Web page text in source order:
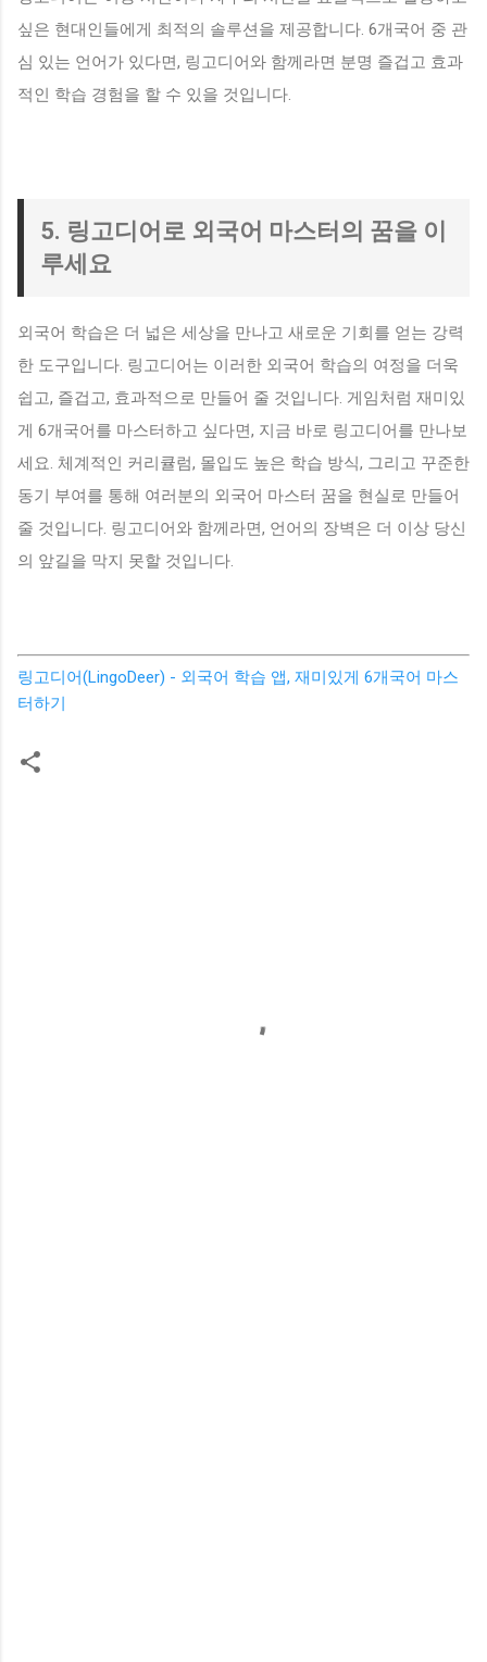
싶은 현대인들에게 최적의 솔루션을 제공합니다. 6개국어 중 관
심 있는 언어가 있다면, 링고디어와 함께라면 분명 즐겁고 효과
적인 학습 경험을 할 수 있을 것입니다.
5. 링고디어로 외국어 마스터의 꿈을 이
루세요
외국어 학습은 더 넓은 세상을 만나고 새로운 기회를 얻는 강력
한 도구입니다. 링고디어는 이러한 외국어 학습의 여정을 더욱
쉽고, 즐겁고, 효과적으로 만들어 줄 것입니다. 게임처럼 재미있
게 6개국어를 마스터하고 싶다면, 지금 바로 링고디어를 만나보
세요. 체계적인 커리큘럼, 몰입도 높은 학습 방식, 그리고 꾸준한
동기 부여를 통해 여러분의 외국어 마스터 꿈을 현실로 만들어
줄 것입니다. 링고디어와 함께라면, 언어의 장벽은 더 이상 당신
의 앞길을 막지 못할 것입니다.
링고디어(LingoDeer) - 외국어 학습 앱, 재미있게 6개국어 마스
터하기